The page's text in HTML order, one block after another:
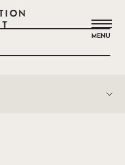
AGENT
MENU